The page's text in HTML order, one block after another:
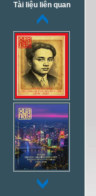
Tài liệu liên quan